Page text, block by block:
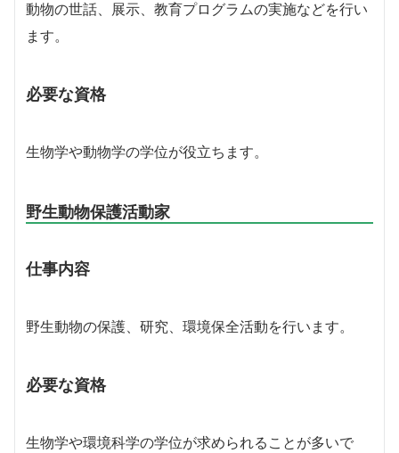
動物の世話、展示、教育プログラムの実施などを行い
ます。
必要な資格
生物学や動物学の学位が役立ちます。
野生動物保護活動家
仕事内容
野生動物の保護、研究、環境保全活動を行います。
必要な資格
生物学や環境科学の学位が求められることが多いで